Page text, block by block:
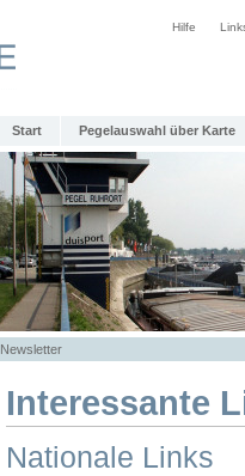
Hilfe
Start Pegelauswahl über Karte
Newsletter
Interessante
Nationale Links